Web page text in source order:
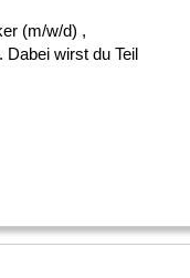
(m/w/d) ,
wirst du Teil